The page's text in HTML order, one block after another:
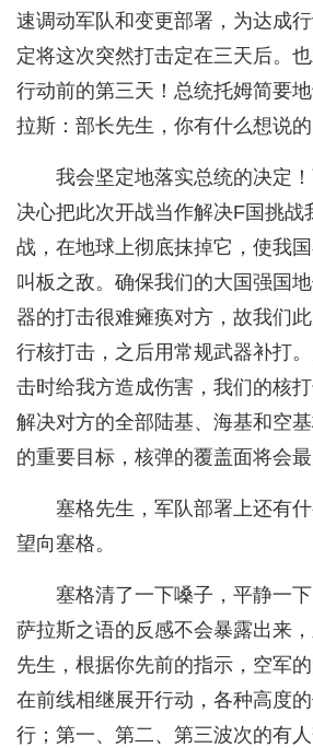
速调动军队和变更部署，为达成
定将这次突然打击定在三天后。
行动前的第三天！总统托姆简要
拉斯：部长先生，你有什么想说的
我会坚定地落实总统的决定
决心把此次开战当作解决F国挑战
战，在地球上彻底抹掉它，使我
叫板之敌。确保我们的大国强国
器的打击很难瘫痪对方，故我们
行核打击，之后用常规武器补打
击时给我方造成伤害，我们的核
解决对方的全部陆基、海基和空
的重要目标，核弹的覆盖面将会最
塞格先生，军队部署上还有
望向塞格。
塞格清了一下嗓子，平静一
萨拉斯之语的反感不会暴露出来
先生，根据你先前的指示，空军
在前线相继展开行动，各种高度
行；第一、第二、第三波次的有